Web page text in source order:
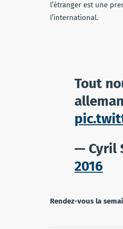
l’étranger est une
l’international.
Tout
— Cyril
2016
Rendez-vous la